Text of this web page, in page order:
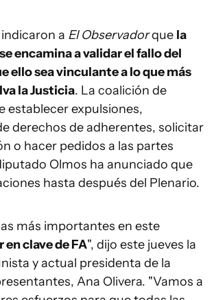
a El Observadorque la
encamina a validar el fallo del
ello sea vinculante a lo que más
la Justicia. La coalición de
establecer expulsiones,
derechos de adherentes, solicitar
o hacer pedidos a las partes
Olmos ha anunciado que
hasta después del Plenario.
más importantes en este
en clave de FA", dijo este jueves la
y actual presidenta de la
Ana Olivera. "Vamos a